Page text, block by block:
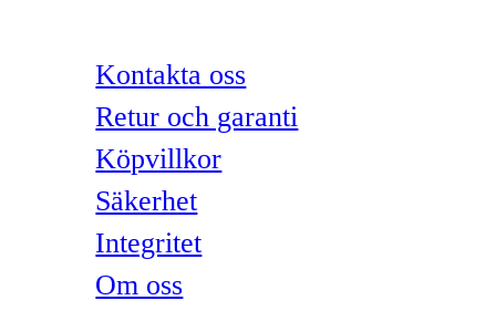
Kontakta oss
Retur och garanti
Köpvillkor
Säkerhet
Integritet
Om oss